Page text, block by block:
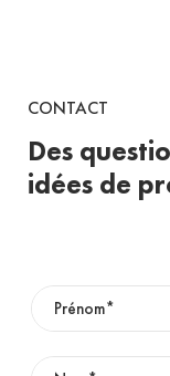
CONTACT
Des
idées de